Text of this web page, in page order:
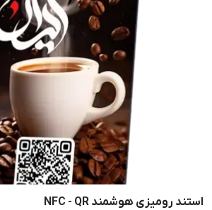
استند رومیزی هوشمند NFC - QR